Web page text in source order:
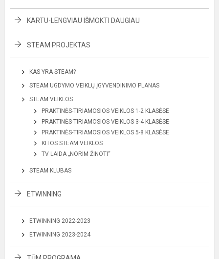
KARTU-LENGVIAU IŠMOKTI DAUGIAU
STEAM PROJEKTAS
KAS YRA STEAM?
STEAM UGDYMO VEIKLŲ ĮGYVENDINIMO PLANAS
STEAM VEIKLOS
PRAKTINĖS-TIRIAMOSIOS VEIKLOS 1-2 KLASĖSE
PRAKTINĖS-TIRIAMOSIOS VEIKLOS 3-4 KLASĖSE
PRAKTINĖS-TIRIAMOSIOS VEIKLOS 5-8 KLASĖSE
KITOS STEAM VEIKLOS
TV LAIDA „NORIM ŽINOTI“
STEAM KLUBAS
ETWINNING
ETWINNING 2022-2023
ETWINNING 2023-2024